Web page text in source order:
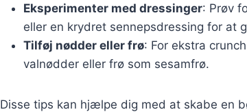
Eksperimenter med dressinger: Prøv
eller en krydret sennepsdressing for at
Tilføj nødder eller frø: For ekstra
valnødder eller frø som sesamfrø.
Disse tips kan hjælpe dig med at skabe en